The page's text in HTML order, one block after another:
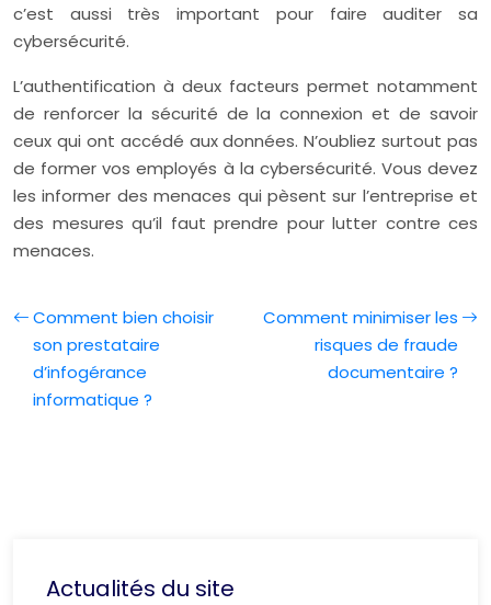
c’est aussi très important pour faire auditer sa
cybersécurité.
L’authentification à deux facteurs permet notamment
de renforcer la sécurité de la connexion et de savoir
ceux qui ont accédé aux données. N’oubliez surtout pas
de former vos employés à la cybersécurité. Vous devez
les informer des menaces qui pèsent sur l’entreprise et
des mesures qu’il faut prendre pour lutter contre ces
menaces.
Comment bien choisir
son prestataire
d’infogérance
informatique ?
Comment minimiser les
risques de fraude
documentaire ?
Actualités du site